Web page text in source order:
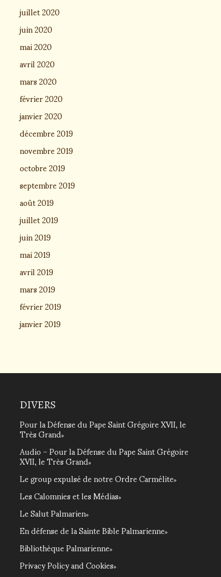
juillet 2020
juin 2020
mai 2020
avril 2020
mars 2020
février 2020
janvier 2020
décembre 2019
novembre 2019
octobre 2019
septembre 2019
août 2019
juillet 2019
juin 2019
mai 2019
avril 2019
mars 2019
février 2019
janvier 2019
DIVERS
Pour la Défense du Pape Saint Grégoire XVII, le
Très Grand
Audio – Pour la Défense du Pape Saint Grégoire
XVII, le Très Grand
Le group expulsé de notre Ordre Carmélite
Les Calomnies et les Médias
Le Salut Palmarien
En défense de la Sainte Bible Palmarienne
Bibliothèque Palmarienne
Privacy Policy and Cookies